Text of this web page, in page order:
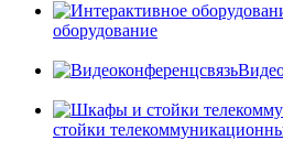
оборудование
стойки